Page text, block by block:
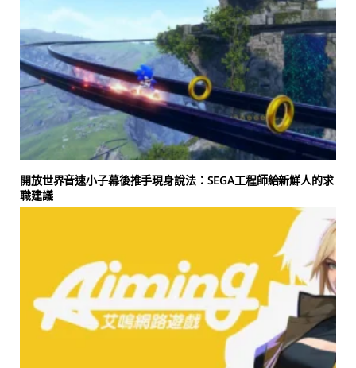
開放世界音速小子幕後推手現身說法：SEGA工程師給新鮮人的求
職建議